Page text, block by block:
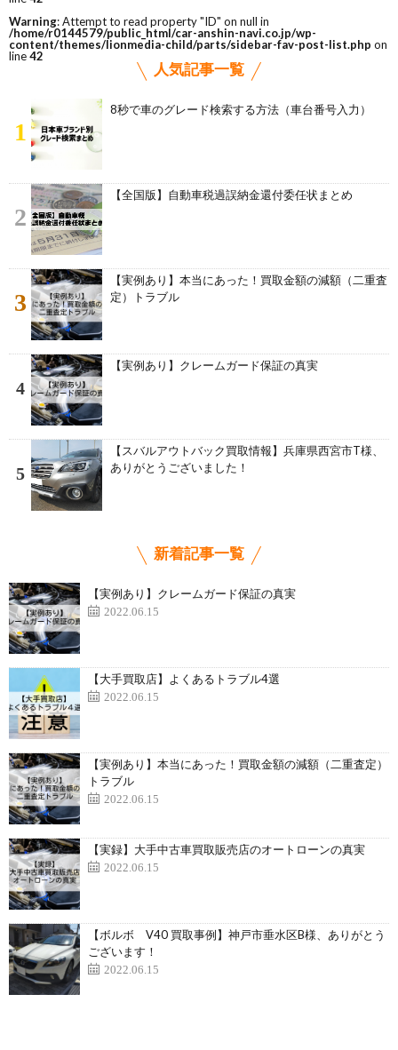
Warning: Attempt to read property "ID" on null in
/home/r0144579/public_html/car-anshin-navi.co.jp/wp-
content/themes/lionmedia-child/parts/sidebar-fav-post-list.php on
line42
人気記事一覧
1
8秒で車のグレード検索する方法（車台番号入力）
2
【全国版】自動車税過誤納金還付委任状まとめ
3
【実例あり】本当にあった！買取金額の減額（二重査
定）トラブル
4
【実例あり】クレームガード保証の真実
5
【スバルアウトバック買取情報】兵庫県西宮市T様、
ありがとうございました！
新着記事一覧
【実例あり】クレームガード保証の真実
2022.06.15
【大手買取店】よくあるトラブル4選
2022.06.15
【実例あり】本当にあった！買取金額の減額（二重査定）
トラブル
2022.06.15
【実録】大手中古車買取販売店のオートローンの真実
2022.06.15
【ボルボ V40 買取事例】神戸市垂水区B様、ありがとう
ございます！
2022.06.15